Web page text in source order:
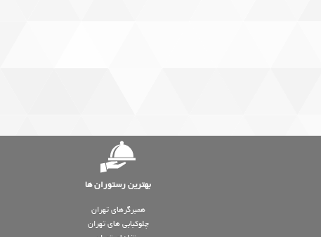
بهترین رستوران ها
همبرگرهای تهران
چلوکبابی های تهران